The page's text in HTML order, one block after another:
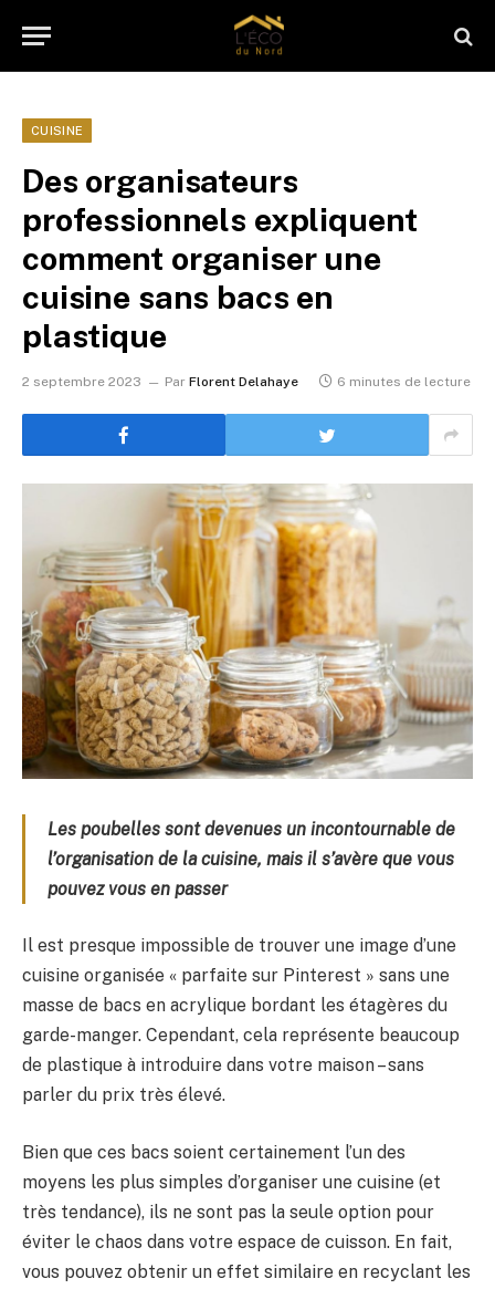
CUISINE
Des organisateurs
professionnels expliquent
comment organiser une
cuisine sans bacs en
plastique
2 septembre 2023 Par Florent Delahaye 6 minutes de lecture
Les poubelles sont devenues un incontournable de
l’organisation de la cuisine, mais il s’avère que vous
pouvez vous en passer
Il est presque impossible de trouver une image d’une
cuisine organisée « parfaite sur Pinterest » sans une
masse de bacs en acrylique bordant les étagères du
garde-manger. Cependant, cela représente beaucoup
de plastique à introduire dans votre maison – sans
parler du prix très élevé.
Bien que ces bacs soient certainement l’un des
moyens les plus simples d’organiser une cuisine (et
très tendance), ils ne sont pas la seule option pour
éviter le chaos dans votre espace de cuisson. En fait,
vous pouvez obtenir un effet similaire en recyclant les